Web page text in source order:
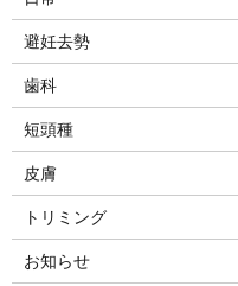
避妊去勢
歯科
短頭種
皮膚
トリミング
お知らせ